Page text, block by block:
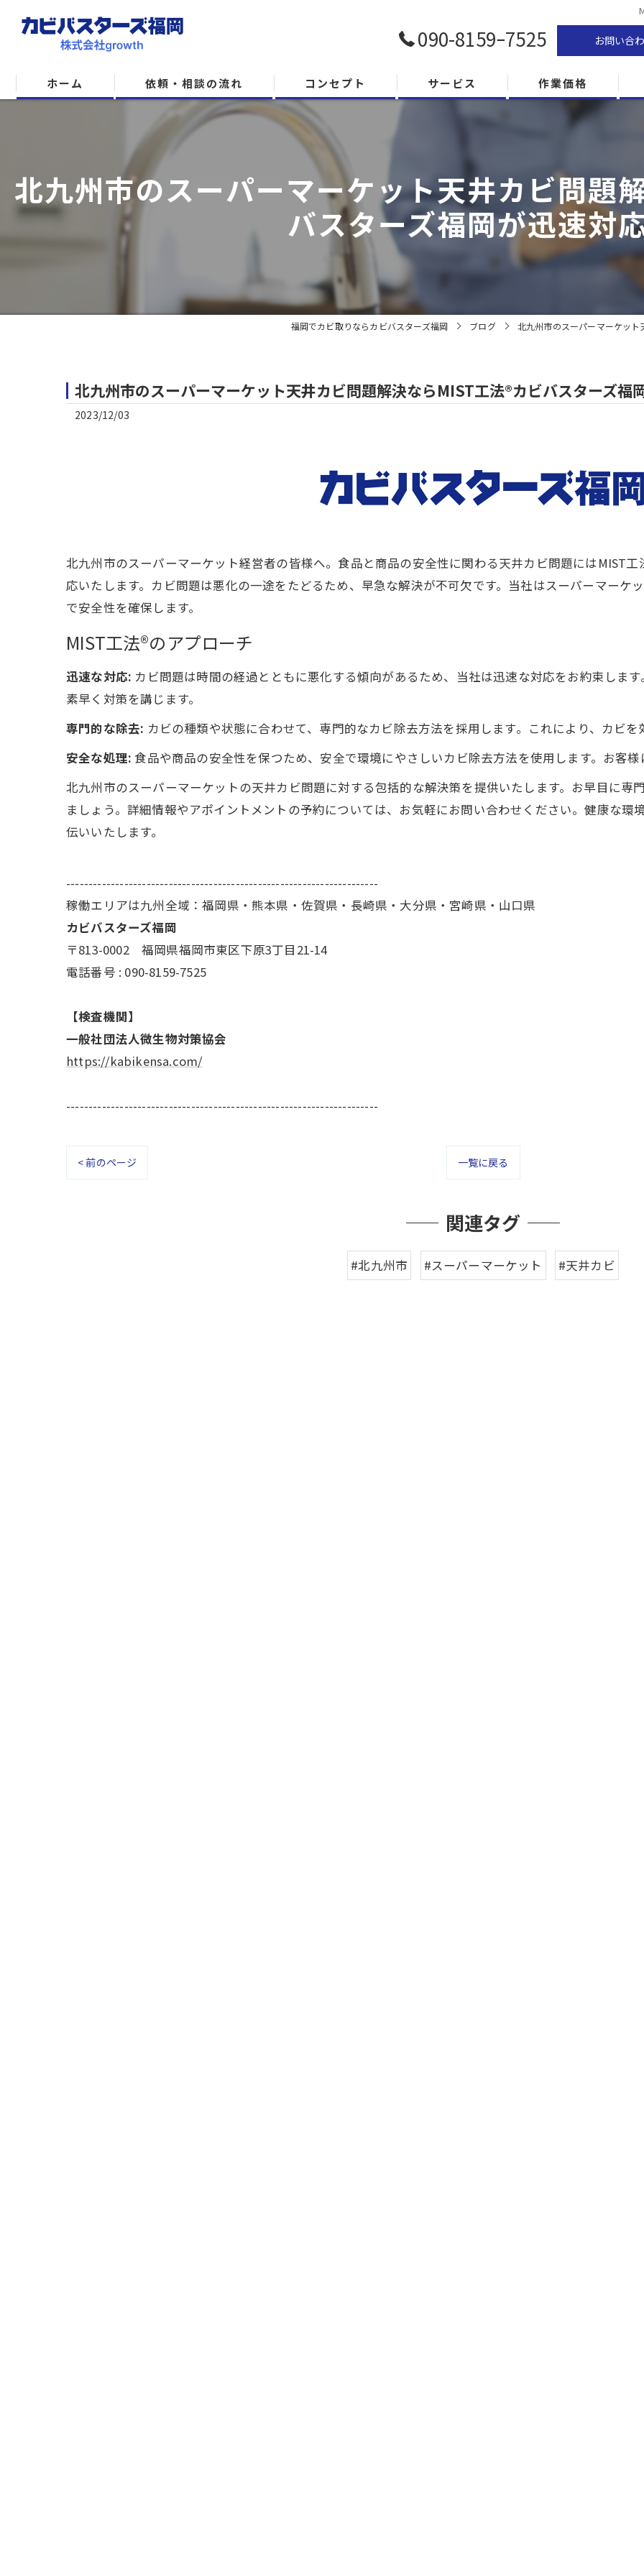
090-8159ｰ7525 お問い合
ホーム 依頼・相談の流れ コンセプト サービス 作業価格
北九州市のスーパーマーケット天井カビ問題
バスターズ福岡が迅速対
福岡でカビ取りならカビバスターズ福岡 ブログ 北九州市のスーパーマーケット
北九州市のスーパーマーケット天井カビ問題解決ならMIST工法®カビバスターズ福
2023/12/03
北九州市のスーパーマーケット経営者の皆様へ。食品と商品の安全性に関わる天井カビ問題にはMIST
応いたします。カビ問題は悪化の一途をたどるため、早急な解決が不可欠です。当社はスーパーマーケ
で安全性を確保します。
MIST工法®のアプローチ
迅速な対応: カビ問題は時間の経過とともに悪化する傾向があるため、当社は迅速な対応をお約束しま
素早く対策を講じます。
専門的な除去: カビの種類や状態に合わせて、専門的なカビ除去方法を採用します。これにより、カビを
安全な処理:食品や商品の安全性を保つため、安全で環境にやさしいカビ除去方法を使用します。お客様
北九州市のスーパーマーケットの天井カビ問題に対する包括的な解決策を提供いたします。お早目に専
ましょう。詳細情報やアポイントメントの予約については、お気軽にお問い合わせください。健康な環
伝いいたします。
----------------------------------------------------------------------
稼働エリアは九州全域：福岡県・熊本県・佐賀県・長崎県・大分県・宮崎県・山口県
カビバスターズ福岡
〒813-0002 福岡県福岡市東区下原3丁目21-14
電話番号 : 090-8159-7525
【検査機関】
一般社団法人微生物対策協会
https://kabikensa.com/
----------------------------------------------------------------------
< 前のページ 一覧に戻る
関連タグ
#北九州市 #スーパーマーケット #天井カビ